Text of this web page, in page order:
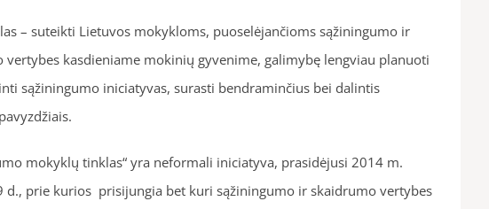
– suteikti Lietuvos mokykloms, puoselėjančioms sąžiningumo ir
vertybes kasdieniame mokinių gyvenime, galimybę lengviau planuoti
sąžiningumo iniciatyvas, surasti bendraminčius bei dalintis
mokyklų tinklas“ yra neformali iniciatyva, prasidėjusi 2014 m.
d., prie kurios prisijungia bet kuri sąžiningumo ir skaidrumo vertybes